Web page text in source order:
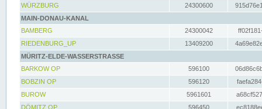
WÜRZBURG
24300600
MAIN-DONAU-KANAL
BAMBERG
24300042
RIEDENBURG_UP
13409200
MÜRITZ-ELDE-WASSERSTRASSE
BARKOW OP
596100
BOBZIN OP
596120
BUROW
5961601
DÖMITZ OP
596450